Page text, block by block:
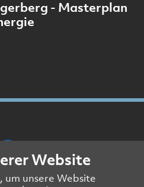
- Masterplan
Medienkontakt
Website
um unsere Website